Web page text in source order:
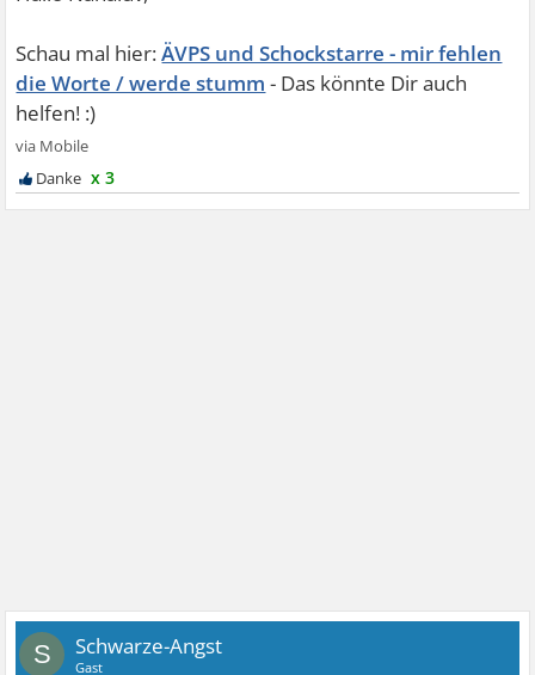
ÄVPS und Schockstarre - mir fehlen
die Worte / werde stumm
x 3
S Schwarze-Angst
Gast